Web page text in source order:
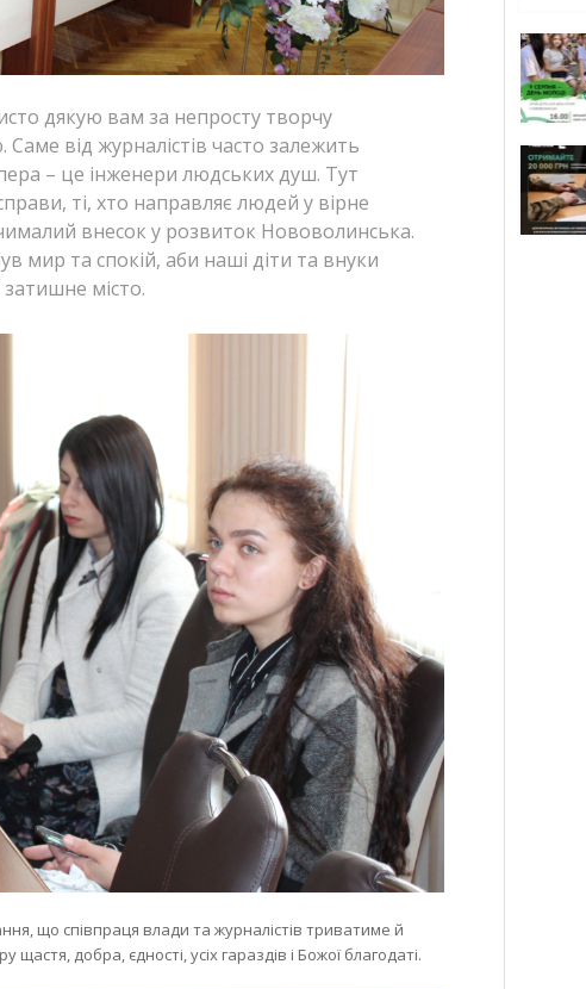
дякую вам за непросту творчу
від журналістів часто залежить
– це інженери людських душ. Тут
ті, хто направляє людей у вірне
внесок у розвиток Нововолинська.
мир та спокій, аби наші діти та внуки
місто.
що співпраця влади та журналістів триватиме й
добра, єдності, усіх гараздів і Божої благодаті.